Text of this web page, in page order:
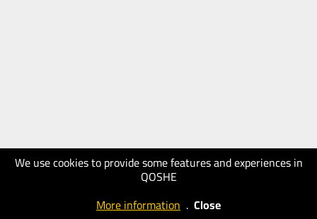
We use cookies to provide some features and experiences in
QOSHE
More information . Close